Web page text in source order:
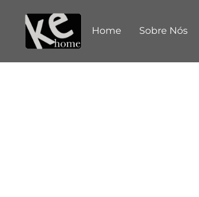
Home Sobre Nós